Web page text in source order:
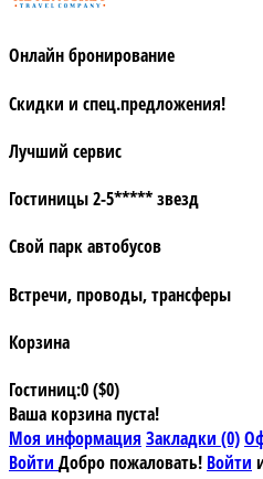
Онлайн бронирование
Скидки и спец.предложения!
Лучший сервис
Гостиницы 2-5***** звезд
Свой парк автобусов
Встречи, проводы, трансферы
Корзина
Гостиниц:0 ($0)
Ваша корзина пуста!
Моя информация Закладки (0)
Войти Добро пожаловать! Войти